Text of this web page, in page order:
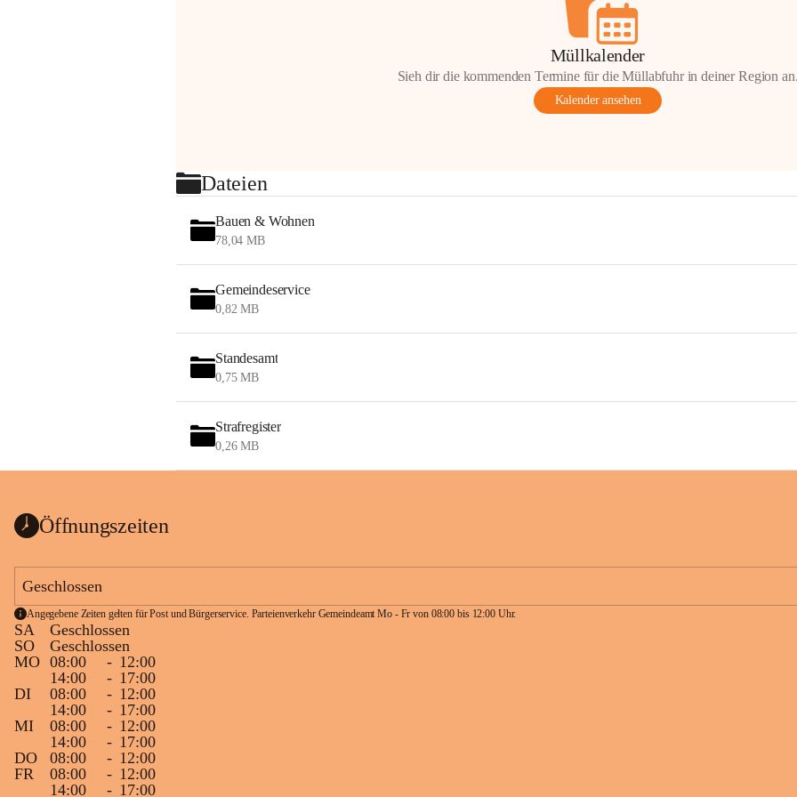
Müllkalender
Sieh dir die kommenden Termine für die Müllabfuhr in deiner Region
Kalender ansehen
Dateien
Bauen & Wohnen
78,04 MB
Gemeindeservice
0,82 MB
Standesamt
0,75 MB
Strafregister
0,26 MB
Öffnungszeiten
Geschlossen
Angegebene Zeiten gelten für Post und Bürgerservice. Parteienverkehr Gemeindeamt Mo - Fr von 08:00 bis 12:00 Uhr.
SA
Geschlossen
SO
Geschlossen
MO 08:00 - 12:00
14:00
- 17:00
DI
08:00 - 12:00
14:00
- 17:00
MI
08:00 - 12:00
14:00
- 17:00
DO
08:00 - 12:00
FR
08:00 - 12:00
14:00
- 17:00